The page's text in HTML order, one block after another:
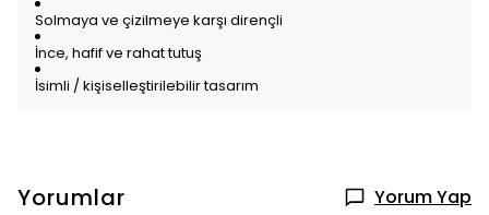
Solmaya ve çizilmeye karşı dirençli
İnce, hafif ve rahat tutuş
İsimli / kişiselleştirilebilir tasarım
Yorumlar Yorum Yap